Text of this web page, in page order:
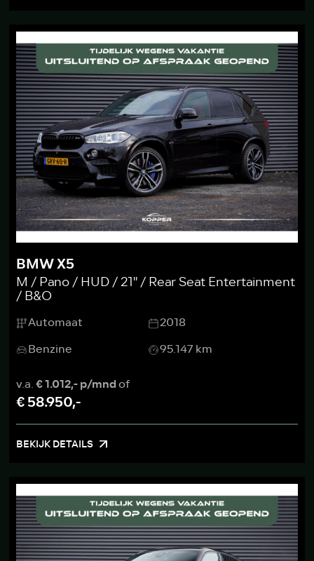
BMW X5
M / Pano / HUD / 21'' / Rear Seat Entertainment
/ B&O
Automaat
2018
Benzine
95.147 km
v.a.€ 1.012,- p/mndof
€ 58.950,-
BEKIJK DETAILS